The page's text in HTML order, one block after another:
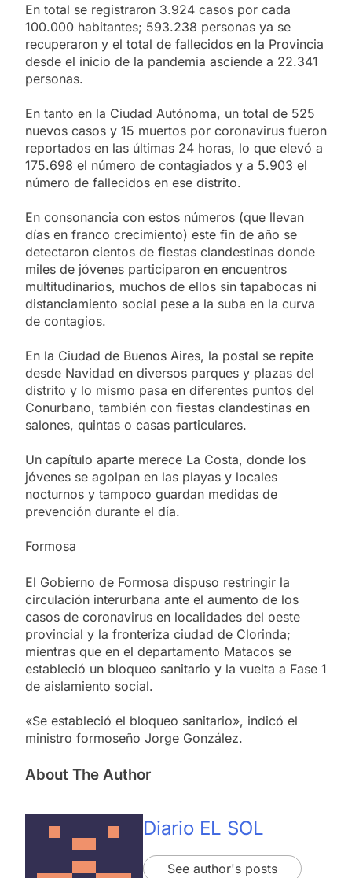
En total se registraron 3.924 casos por cada
100.000 habitantes; 593.238 personas ya se
recuperaron y el total de fallecidos en la Provincia
desde el inicio de la pandemia asciende a 22.341
personas.
En tanto en la Ciudad Autónoma, un total de 525
nuevos casos y 15 muertos por coronavirus fueron
reportados en las últimas 24 horas, lo que elevó a
175.698 el número de contagiados y a 5.903 el
número de fallecidos en ese distrito.
En consonancia con estos números (que llevan
días en franco crecimiento) este fin de año se
detectaron cientos de fiestas clandestinas donde
miles de jóvenes participaron en encuentros
multitudinarios, muchos de ellos sin tapabocas ni
distanciamiento social pese a la suba en la curva
de contagios.
En la Ciudad de Buenos Aires, la postal se repite
desde Navidad en diversos parques y plazas del
distrito y lo mismo pasa en diferentes puntos del
Conurbano, también con fiestas clandestinas en
salones, quintas o casas particulares.
Un capítulo aparte merece La Costa, donde los
jóvenes se agolpan en las playas y locales
nocturnos y tampoco guardan medidas de
prevención durante el día.
Formosa
El Gobierno de Formosa dispuso restringir la
circulación interurbana ante el aumento de los
casos de coronavirus en localidades del oeste
provincial y la fronteriza ciudad de Clorinda;
mientras que en el departamento Matacos se
estableció un bloqueo sanitario y la vuelta a Fase 1
de aislamiento social.
«Se estableció el bloqueo sanitario», indicó el
ministro formoseño Jorge González.
About The Author
Diario EL SOL
See author's posts